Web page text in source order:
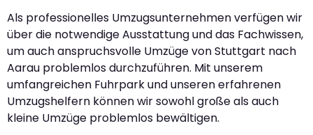
Als professionelles Umzugsunternehmen verfügen wir
über die notwendige Ausstattung und das Fachwissen,
um auch anspruchsvolle Umzüge von Stuttgart nach
Aarau problemlos durchzuführen. Mit unserem
umfangreichen Fuhrpark und unseren erfahrenen
Umzugshelfern können wir sowohl große als auch
kleine Umzüge problemlos bewältigen.